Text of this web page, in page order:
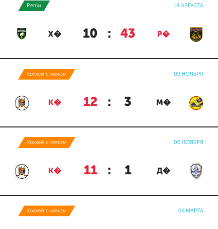
Регби 14 АВГУСТА
Х� 10 : 43 Р�
Хоккей с мячом 09 НОЯБРЯ
К� 12 : 3 М�
Хоккей с мячом 06 НОЯБРЯ
К� 11 : 1 Д�
Хоккей с мячом 06 МАРТА